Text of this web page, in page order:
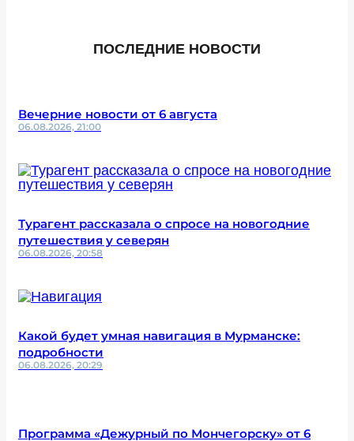
ПОСЛЕДНИЕ НОВОСТИ
Вечерние новости от 6 августа
06.08.2026, 21:00
Турагент рассказала о спросе на новогодние
путешествия у северян
06.08.2026, 20:58
Какой будет умная навигация в Мурманске:
подробности
06.08.2026, 20:29
Программа «Дежурный по Мончегорску» от 6